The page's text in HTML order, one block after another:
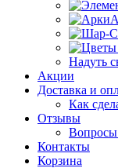
Надуть
Акции
Доставка и
Как
Отзывы
Контакты
Корзина